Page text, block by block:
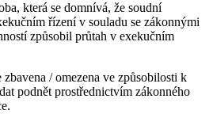
která se domnívá, že soudní
řízení v souladu se zákonnými
způsobil průtah v exekučním
/ omezena ve způsobilosti k
podnět prostřednictvím zákonného